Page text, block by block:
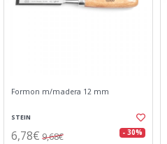
Formon m/madera 12 mm
STEIN
6,78€ 9,68€ - 30%